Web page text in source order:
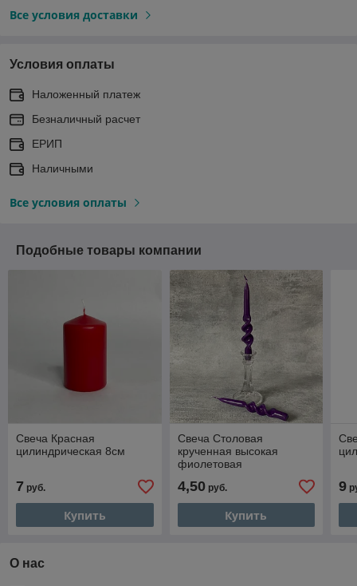
Все условия доставки
Условия оплаты
Наложенный платеж
Безналичный расчет
ЕРИП
Наличными
Все условия оплаты
Подобные товары компании
Свеча Красная
цилиндрическая 8см
7 руб.
Купить
Свеча Столовая
крученная высокая
фиолетовая
4,50руб.
Купить
9
О нас